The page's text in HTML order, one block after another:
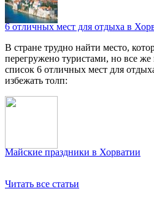
6 отличных мест для отдыха в
В стране трудно найти место,
перегружено туристами, но все
список 6 отличных мест для
избежать толп:
Майские праздники в Хорватии
Читать все статьи